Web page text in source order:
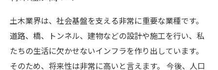
土木業界は、社会基盤を支える非常に重要な業種です。
道路、橋、トンネル、建物などの設計や施工を行い、私
たちの生活に欠かせないインフラを作り出しています。
そのため、将来性は非常に高いと言えます。 今後、人口